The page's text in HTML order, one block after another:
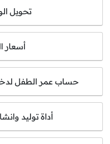
تحويل
أسعار
حساب عمر الطفل لدخول
أداة توليد